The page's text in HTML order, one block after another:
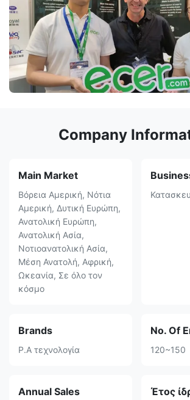
Company
Main Market
Βόρεια Αμερική, Νότια
Αμερική, Δυτική Ευρώπη,
Ανατολική Ευρώπη,
Ανατολική Ασία,
Νοτιοανατολική Ασία,
Μέση Ανατολή, Αφρική,
Ωκεανία, Σε όλο τον
κόσμο
Brands
P.A τεχνολογία
No. Of
120~150
Annual Sales Έτος